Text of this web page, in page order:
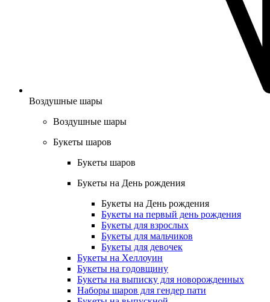
Воздушные шары
Воздушные шары
Букеты шаров
Букеты шаров
Букеты на День рождения
Букеты на День рождения
Букеты на первый день рождения
Букеты для взрослых
Букеты для мальчиков
Букеты для девочек
Букеты на Хеллоуин
Букеты на годовщину
Букеты на выписку для новорожденных
Наборы шаров для гендер пати